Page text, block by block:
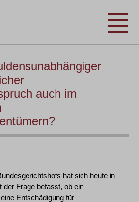
auch im
hat sich heute in
der Frage befasst, ob ein
Entschädigung für